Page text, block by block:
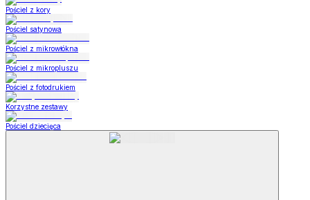
Pościel z kory
Pościel satynowa
Pościel z mikrowłókna
Pościel z mikropluszu
Pościel z fotodrukiem
Korzystne zestawy
Pościel dziecięca